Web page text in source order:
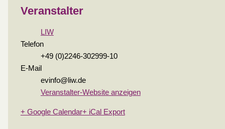
Veranstalter
LIW
Telefon
+49 (0)2246-302999-10
E-Mail
evinfo@liw.de
Veranstalter-Website anzeigen
+ Google Calendar+ iCal Export